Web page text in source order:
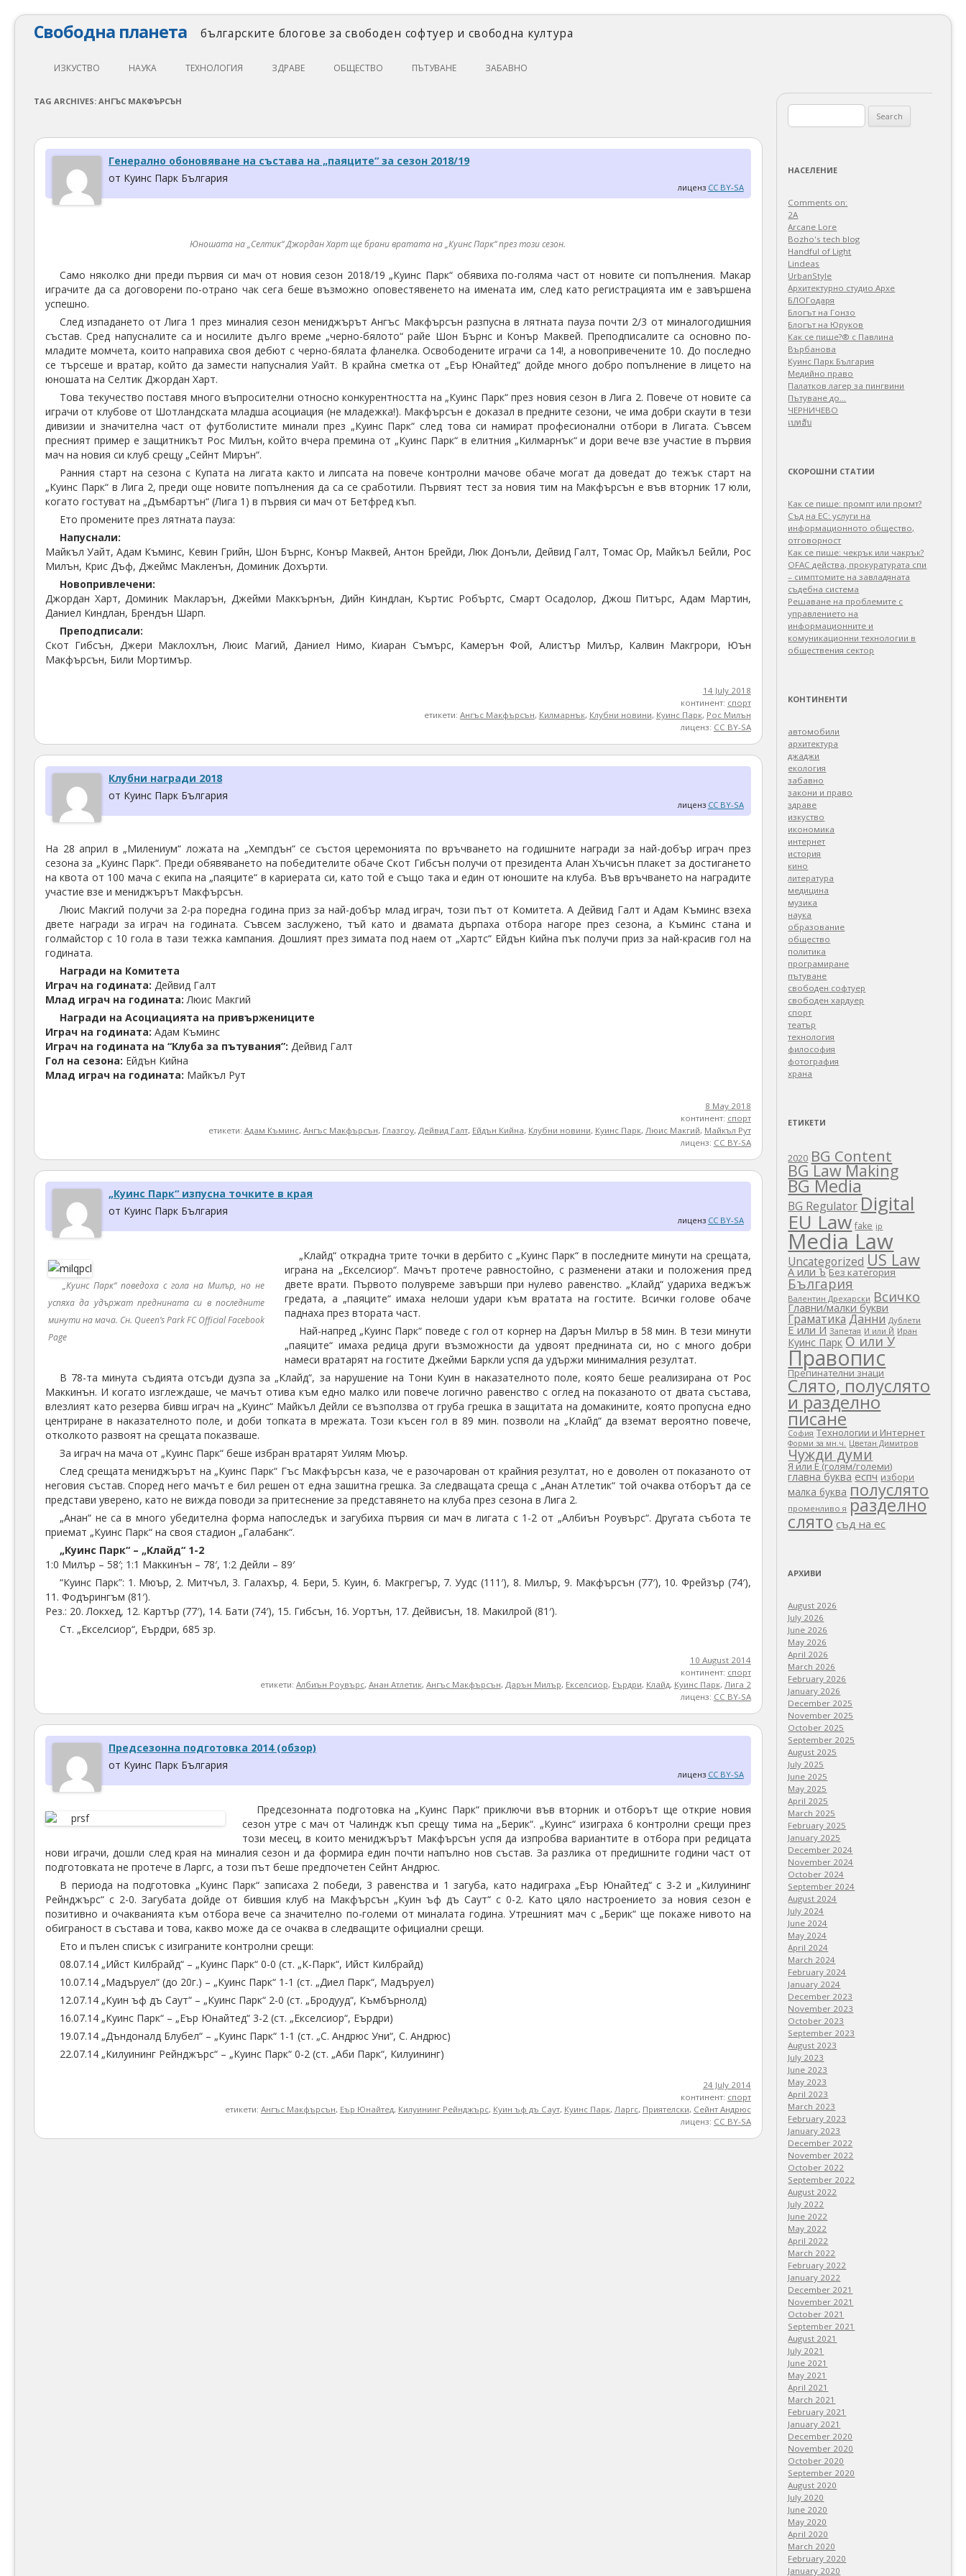
Свободна планета българските блогове за свободен софтуер и свободна култура
Skip
to
ИЗКУСТВО
КИНО
МУЗИКА
НАУКА
ФИЗИКА
ОБРАЗОВАНИЕ
ТЕХНОЛОГИЯ
СВОБОДЕН СОФТУЕР
СВОБОДЕН ХАРДУЕР
ЗДРАВЕ ОБЩЕСТВО
ЦИФРОВИ ПРАВА
ПЪТУВАНЕ ЗАБАВНО
TAG ARCHIVES:АНГЪС МАКФЪРСЪН
Генерално обоновяване на състава на „паяците“ за сезон 2018/19
от Куинс Парк България
лиценз CC BY-SA
Юношата на „Селтик“ Джордан Харт ще брани вратата на „Куинс Парк“ през този сезон.
Само няколко дни преди първия си мач от новия сезон 2018/19 „Куинс Парк“ обявиха по-голяма част от новите си попълнения. Макар
играчите да са договорени по-отрано чак сега беше възможно оповестявенето на имената им, след като регистрацията им е завършена
успешно.
След изпадането от Лига 1 през миналия сезон мениджърът Ангъс Макфърсън разпусна в лятната пауза почти 2/3 от миналогодишния
състав. Сред напусналите са и носилите дълго време „черно-бялото“ райе Шон Бърнс и Конър Маквей. Преподписалите са основно по-
младите момчета, които направиха своя дебют с черно-бялата фланелка. Освободените играчи са 14!, а новопривечените 10. До последно
се търсеше и вратар, който да замести напусналия Уайт. В крайна сметка от „Еър Юнайтед“ дойде много добро попълнение в лицето на
юношата на Селтик Джордан Харт.
Това текучество поставя много въпросителни относно конкурентността на „Куинс Парк“ през новия сезон в Лига 2. Повече от новите са
играчи от клубове от Шотландската младша асоциация (не младежка!). Макфърсън е доказал в предните сезони, че има добри скаути в тези
дивизии и значителна част от футболистите минали през „Куинс Парк“ след това си намират професионални отбори в Лигата. Съвсем
пресният пример е защитникът Рос Милън, който вчера премина от „Куинс Парк“ в елитния „Килмарнък“ и дори вече взе участие в първия
мач на новия си клуб срещу „Сейнт Мирън“.
Ранния старт на сезона с Купата на лигата както и липсата на повече контролни мачове обаче могат да доведат до тежък старт на
„Куинс Парк“ в Лига 2, преди още новите попълнения да са се сработили. Първият тест за новия тим на Макфърсън е във вторник 17 юли,
когато гостуват на „Дъмбартън“ (Лига 1) в първия си мач от Бетфред къп.
Ето промените през лятната пауза:
Напуснали:
Майкъл Уайт, Адам Къминс, Кевин Грийн, Шон Бърнс, Конър Маквей, Антон Брейди, Люк Донъли, Дейвид Галт, Томас Ор, Майкъл Бейли, Рос
Милън, Крис Дъф, Джеймс Макленън, Доминик Дохърти.
Новопривлечени:
Джордан Харт, Доминик Макларън, Джейми Маккърнън, Дийн Киндлан, Къртис Робъртс, Смарт Осадолор, Джош Питърс, Адам Мартин,
Даниел Киндлан, Брендън Шарп.
Преподписали:
Скот Гибсън, Джери Маклохлън, Люис Магий, Даниел Нимо, Киаран Съмърс, Камерън Фой, Алистър Милър, Калвин Макгрори, Юън
Макфърсън, Били Мортимър.
14 July 2018
континент: спорт
етикети: Ангъс Макфърсън, Килмарнък, Клубни новини, Куинс Парк, Рос Милън
лиценз: CC BY-SA
Клубни награди 2018
от Куинс Парк България
лиценз CC BY-SA
На 28 април в „Милениум“ ложата на „Хемпдън“ се състоя церемонията по връчването на годишните награди за най-добър играч през
сезона за „Куинс Парк“. Преди обявяването на победителите обаче Скот Гибсън получи от президента Алан Хъчисън плакет за достигането
на квота от 100 мача с екипа на „паяците“ в кариерата си, като той е също така и един от юношите на клуба. Във връчването на наградите
участие взе и мениджърът Макфърсън.
Люис Макгий получи за 2-ра поредна година приз за най-добър млад играч, този път от Комитета. А Дейвид Галт и Адам Къминс взеха
двете награди за играч на годината. Съвсем заслужено, тъй като и двамата дърпаха отбора нагоре през сезона, а Къминс стана и
голмайстор с 10 гола в тази тежка кампания. Дошлият през зимата под наем от „Хартс“ Ейдън Кийна пък получи приз за най-красив гол на
годината.
Награди на Комитета
Играч на годината: Дейвид Галт
Млад играч на годината: Люис Макгий
Награди на Асоциацията на привържениците
Играч на годината: Адам Къминс
Играч на годината на “Клуба за пътувания”: Дейвид Галт
Гол на сезона: Ейдън Кийна
Млад играч на годината: Майкъл Рут
8 May 2018
континент: спорт
етикети: Адам Къминс, Ангъс Макфърсън, Глазгоу, Дейвид Галт, Ейдън Кийна, Клубни новини, Куинс Парк, Люис Макгий, Майкъл Рут
лиценз: CC BY-SA
„Куинс Парк“ изпусна точките в края
от Куинс Парк България
лиценз CC BY-SA
„Куинс Парк“ поведоха с гола на Милър, но не
успяха да удържат преднината си в последните
минути на мача. Сн. Queen’s Park FC Official Facebook
Page
„Клайд“ открадна трите точки в дербито с „Куинс Парк“ в последните минути на срещата,
играна на „Екселсиор“. Мачът протече равностойно, с разменени атаки и положения пред
двете врати. Първото полувреме завърши при нулево равенство. „Клайд“ удариха веджъж
гредата, а „паяците“ имаха нелоши удари към вратата на гостите. Всички голове обаче
паднаха през втората част.
Най-напред „Куинс Парк“ поведе с гол от корнер на Дарън Милър в 58 мин. В тези минути
„паяците“ имаха редица други възможности да удвоят преднината си, но с много добри
намеси вратарят на гостите Джейми Баркли успя да удържи минималния резултат.
В 78-та минута съдията отсъди дузпа за „Клайд“, за нарушение на Тони Куин в наказателното поле, която беше реализирана от Рос
Маккинън. И когато изглеждаше, че мачът отива към едно малко или повече логично равенство с оглед на показаното от двата състава,
влезлият като резерва бивш играч на „Куинс“ Майкъл Дейли се възползва от груба грешка в защитата на домакините, която пропусна едно
центриране в наказателното поле, и доби топката в мрежата. Този късен гол в 89 мин. позволи на „Клайд“ да вземат вероятно повече,
отколкото развоят на срещата показваше.
За играч на мача от „Куинс Парк“ беше избран вратарят Уилям Мюър.
След срещата мениджърът на „Куинс Парк“ Гъс Макфърсън каза, че е разочарован от крайния резултат, но е доволен от показаното от
неговия състав. Според него мачът е бил решен от една зашитна грешка. За следващата среща с „Анан Атлетик“ той очаква отборът да се
представи уверено, като не вижда поводи за притеснение за представянето на клуба през сезона в Лига 2.
„Анан“ не са в много убедителна форма напоследък и загубиха първия си мач в лигата с 1-2 от „Албиън Роувърс“. Другата събота те
приемат „Куинс Парк“ на своя стадион „Галабанк“.
„Куинс Парк“ – „Клайд“ 1-2
1:0 Милър – 58′; 1:1 Маккинън – 78′, 1:2 Дейли – 89′
“Куинс Парк”: 1. Мюър, 2. Митчъл, 3. Галахър, 4. Бери, 5. Куин, 6. Макгрегър, 7. Уудс (111′), 8. Милър, 9. Макфърсън (77′), 10. Фрейзър (74′),
11. Фодърингъм (81′).
Рез.: 20. Локхед, 12. Картър (77′), 14. Бати (74′), 15. Гибсън, 16. Уортън, 17. Дейвисън, 18. Макилрой (81′).
Ст. „Екселсиор“, Еърдри, 685 зр.
10 August 2014
континент: спорт
етикети: Албиън Роувърс, Анан Атлетик, Ангъс Макфърсън, Дарън Милър, Екселсиор, Еърдри, Клайд, Куинс Парк, Лига 2
лиценз: CC BY-SA
Предсезонна подготовка 2014 (обзор)
от Куинс Парк България
лиценз CC BY-SA
Предсезонната подготовка на „Куинс Парк“ приключи във вторник и отборът ще открие новия
сезон утре с мач от Чалиндж къп срещу тима на „Берик“. „Куинс“ изиграха 6 контролни срещи през
този месец, в които мениджърът Макфърсън успя да изпробва вариантите в отбора при редицата
нови играчи, дошли след края на миналия сезон и да формира един почти напълно нов състав. За разлика от предишните години част от
подготовката не протече в Ларгс, а този път беше предпочетен Сейнт Андрюс.
В периода на подготовка „Куинс Парк“ записаха 2 победи, 3 равенства и 1 загуба, като надиграха „Еър Юнайтед“ с 3-2 и „Килуининг
Рейнджърс“ с 2-0. Загубата дойде от бившия клуб на Макфърсън „Куин ъф дъ Саут“ с 0-2. Като цяло настроението за новия сезон е
позитивно и очакванията към отбора вече са значително по-големи от миналата година. Утрешният мач с „Берик“ ще покаже нивото на
обиграност в състава и това, какво може да се очаква в следващите официални срещи.
Ето и пълен списък с изиграните контролни срещи:
08.07.14 „Ийст Килбрайд“ – „Куинс Парк“ 0-0 (ст. „К-Парк“, Ийст Килбрайд)
10.07.14 „Мадъруел“ (до 20г.) – „Куинс Парк“ 1-1 (ст. „Диел Парк“, Мадъруел)
12.07.14 „Куин ъф дъ Саут“ – „Куинс Парк“ 2-0 (ст. „Бродууд“, Къмбърнолд)
16.07.14 „Куинс Парк“ – „Еър Юнайтед“ 3-2 (ст. „Екселсиор“, Еърдри)
19.07.14 „Дъндоналд Блубел“ – „Куинс Парк“ 1-1 (ст. „С. Андрюс Уни“, С. Андрюс)
22.07.14 „Килуининг Рейнджърс“ – „Куинс Парк“ 0-2 (ст. „Аби Парк“, Килуининг)
24 July 2014
континент: спорт
етикети: Ангъс Макфърсън, Еър Юнайтед, Килуининг Рейнджърс, Куин ъф дъ Саут, Куинс Парк, Ларгс, Приятелски, Сейнт Андрюс
лиценз: CC BY-SA
for:
НАСЕЛЕНИЕ
Comments on:
2A
Arcane Lore
Bozho's tech blog
Handful of Light
Lindeas
UrbanStyle
Архитектурно студио Архе
БЛОГодаря
Блогът на Гонзо
Блогът на Юруков
Как се пише?® с Павлина
Върбанова
Куинс Парк България
Медийно право
Палатков лагер зa пингвини
Пътуване до…
ЧЕРНИЧЕВО
เบทฮับ
СКОРОШНИ СТАТИИ
Как се пише: промпт или промт?
Съд на ЕС: услуги на
информационното общество,
отговорност
Как се пише: чекрък или чакрък?
OFAC действа, прокуратурата спи
– симптомите на завладяната
съдебна система
Решаване на проблемите с
управлението на
информационните и
комуникационни технологии в
обществения сектор
КОНТИНЕНТИ
автомобили
архитектура
джаджи
екология
забавно
закони и право
здраве
изкуство
икономика
интернет
история
кино
литература
медицина
музика
наука
образование
общество
политика
програмиране
пътуване
свободен софтуер
свободен хардуер
спорт
театър
технология
философия
фотография
храна
ЕТИКЕТИ
2020 BG Content
BG Law Making
BG Media
BG Regulator Digital
EU Law fake ip
Media Law
Uncategorized US Law
А или Ъ Без категория
България
Валентин Дрехарски Всичко
Главни/малки букви
Граматика Данни Дублети
Е или И Запетая И или Й Иран
Куинс Парк О или У
Правопис
Препинателни знаци
Слято, полуслято
и разделно
писане
София Технологии и Интернет
Форми за мн.ч. Цветан Димитров
Чужди думи
Я или Е (голям/големи)
главна буква еспч избори
малка буква полуслято
променливо я разделно
слято съд на ес
АРХИВИ
August 2026
July 2026
June 2026
May 2026
April 2026
March 2026
February 2026
January 2026
December 2025
November 2025
October 2025
September 2025
August 2025
July 2025
June 2025
May 2025
April 2025
March 2025
February 2025
January 2025
December 2024
November 2024
October 2024
September 2024
August 2024
July 2024
June 2024
May 2024
April 2024
March 2024
February 2024
January 2024
December 2023
November 2023
October 2023
September 2023
August 2023
July 2023
June 2023
May 2023
April 2023
March 2023
February 2023
January 2023
December 2022
November 2022
October 2022
September 2022
August 2022
July 2022
June 2022
May 2022
April 2022
March 2022
February 2022
January 2022
December 2021
November 2021
October 2021
September 2021
August 2021
July 2021
June 2021
May 2021
April 2021
March 2021
February 2021
January 2021
December 2020
November 2020
October 2020
September 2020
August 2020
July 2020
June 2020
May 2020
April 2020
March 2020
February 2020
January 2020